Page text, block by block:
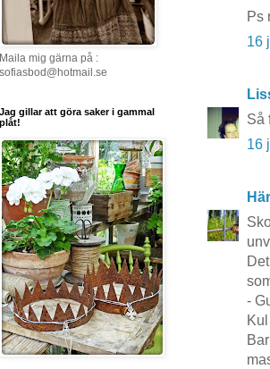
Ps
16
Så
16
-
Maila mig gärna på :
sofiasbod@hotmail.se
Jag gillar att göra saker i gammal
plåt!